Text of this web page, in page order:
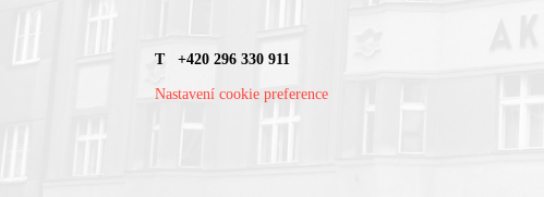
T +420 296 330 911
Nastavení cookie preference